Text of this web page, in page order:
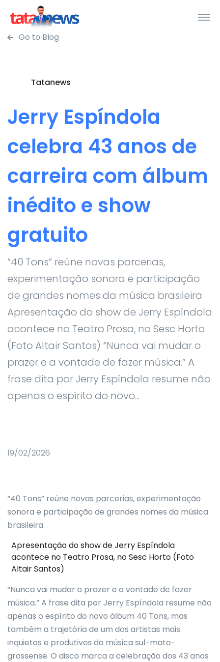
Go to Blog
Tatanews
Jerry Espíndola
celebra 43 anos de
carreira com álbum
inédito e show
gratuito
“40 Tons” reúne novas parcerias,
experimentação sonora e participação
de grandes nomes da música brasileira
Apresentação do show de Jerry Espíndola
acontece no Teatro Prosa, no Sesc Horto
(Foto Altair Santos) “Nunca vai mudar o
prazer e a vontade de fazer música.” A
frase dita por Jerry Espíndola resume não
apenas o espírito do novo...
19/02/2026
“40 Tons” reúne novas parcerias, experimentação
sonora e participação de grandes nomes da música
brasileira
Apresentação do show de Jerry Espíndola
acontece no Teatro Prosa, no Sesc Horto (Foto
Altair Santos)
“Nunca vai mudar o prazer e a vontade de fazer
música.” A frase dita por Jerry Espíndola resume não
apenas o espírito do novo álbum 40 Tons, mas
também a trajetória de um dos artistas mais
inquietos e produtivos da música sul-mato-
grossense. O disco marca a celebração dos 43 anos